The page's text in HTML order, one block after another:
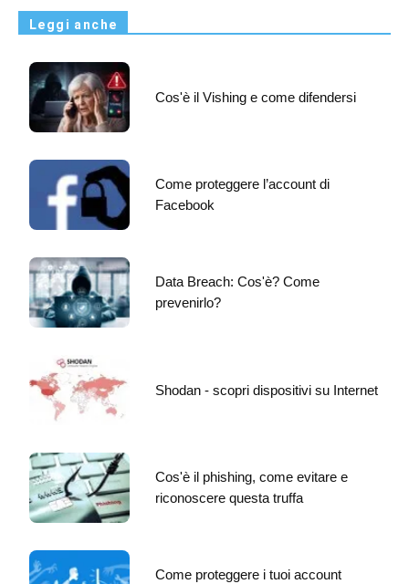
Leggi anche
Cos'è il Vishing e come difendersi
Come proteggere l’account di
Facebook
Data Breach: Cos'è? Come
prevenirlo?
Shodan - scopri dispositivi su Internet
Cos'è il phishing, come evitare e
riconoscere questa truffa
Come proteggere i tuoi account